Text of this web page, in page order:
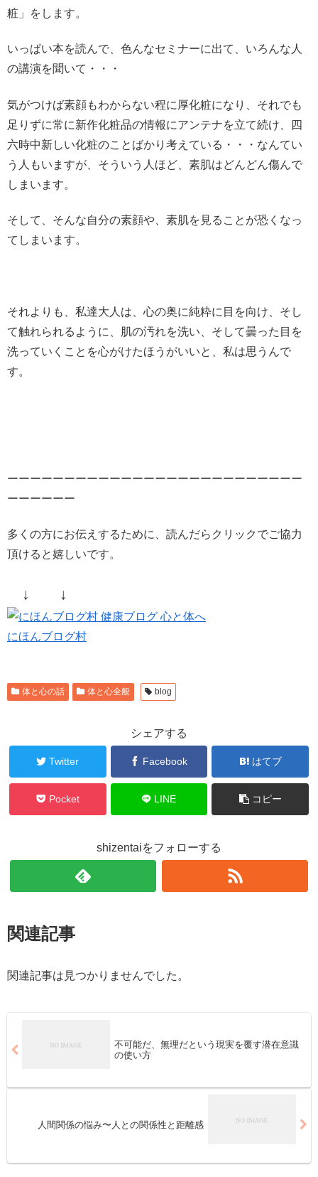
粧」をします。
いっぱい本を読んで、色んなセミナーに出て、いろんな人
の講演を聞いて・・・
気がつけば素顔もわからない程に厚化粧になり、それでも
足りずに常に新作化粧品の情報にアンテナを立て続け、四
六時中新しい化粧のことばかり考えている・・・なんてい
う人もいますが、そういう人ほど、素肌はどんどん傷んで
しまいます。
そして、そんな自分の素顔や、素肌を見ることが恐くなっ
てしまいます。
それよりも、私達大人は、心の奥に純粋に目を向け、そし
て触れられるように、肌の汚れを洗い、そして曇った目を
洗っていくことを心がけたほうがいいと、私は思うんで
す。
ーーーーーーーーーーーーーーーーーーーーーーーーーー
ーーーーーー
多くの方にお伝えするために、読んだらクリックでご協力
頂けると嬉しいです。
↓ ↓
にほんブログ村
体と心の話 体と心全般 blog
シェアする
Twitter Facebook はてブ
Pocket LINE コピー
shizentaiをフォローする
関連記事
関連記事は見つかりませんでした。
不可能だ、無理だという現実を覆す潜在意識
の使い方
人間関係の悩み〜人との関係性と距離感